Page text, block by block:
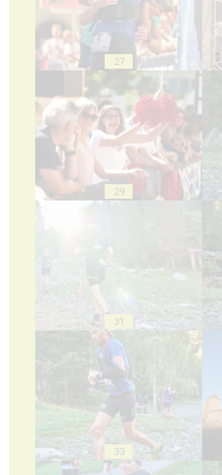
27
29
31
33